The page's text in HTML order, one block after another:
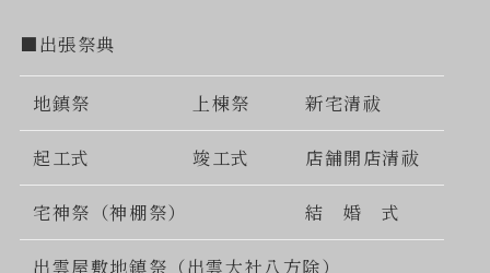
■出張祭典
地鎮祭 上棟祭 新宅清祓
起工式 竣工式 店舗開店清祓
宅神祭（神棚祭） 結 婚 式
出雲屋敷地鎮祭（出雲大社八方除）